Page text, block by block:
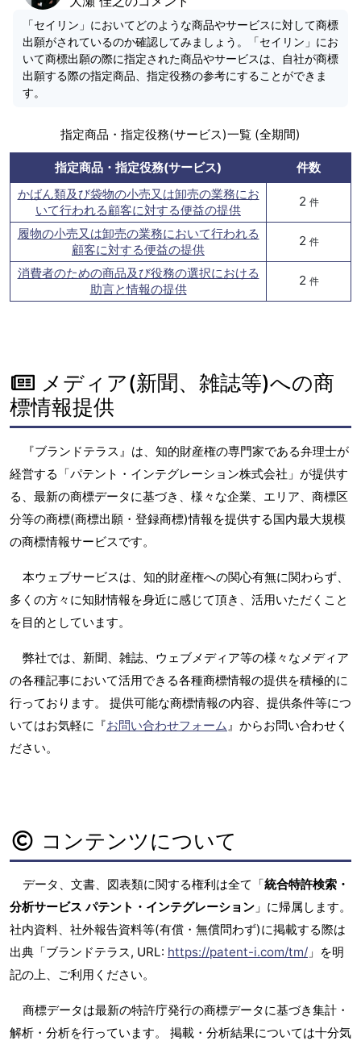
「セイリン」においてどのような商品やサービスに対して商標
出願がされているのか確認してみましょう。「セイリン」にお
いて商標出願の際に指定された商品やサービスは、自社が商標
出願する際の指定商品、指定役務の参考にすることができま
す。
指定商品・指定役務(サービス)一覧 (全期間)
指定商品・指定役務(サービス)
件数
かばん類及び袋物の小売又は卸売の業務にお
いて行われる顧客に対する便益の提供
2 件
履物の小売又は卸売の業務において行われる
顧客に対する便益の提供
2 件
消費者のための商品及び役務の選択における
助言と情報の提供
2 件
メディア(新聞、雑誌等)への商
標情報提供
『ブランドテラス』は、知的財産権の専門家である弁理士が
経営する「パテント・インテグレーション株式会社」が提供す
る、最新の商標データに基づき、様々な企業、エリア、商標区
分等の商標(商標出願・登録商標)情報を提供する国内最大規模
の商標情報サービスです。
本ウェブサービスは、知的財産権への関心有無に関わらず、
多くの方々に知財情報を身近に感じて頂き、活用いただくこと
を目的としています。
弊社では、新聞、雑誌、ウェブメディア等の様々なメディア
の各種記事において活用できる各種商標情報の提供を積極的に
行っております。 提供可能な商標情報の内容、提供条件等につ
いてはお気軽に『お問い合わせフォーム 』からお問い合わせく
ださい。
コンテンツについて
データ、文書、図表類に関する権利は全て「統合特許検索・
分析サービス パテント・インテグレーション 」に帰属します。
社内資料、社外報告資料等(有償・無償問わず)に掲載する際は
出典「ブランドテラス, URL: https://patent-i.com/tm/ 」を明
記の上、ご利用ください。
商標データは最新の特許庁発行の商標データに基づき集計・
解析・分析を行っています。 掲載・分析結果については十分気